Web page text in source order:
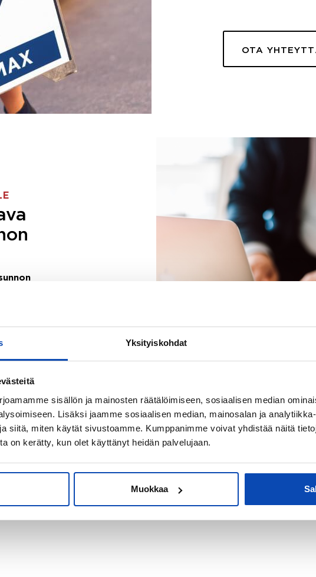
Yksityiskohdat
sisällön ja mainosten räätälöimiseen, sosiaalisen median
Lisäksi jaamme sosiaalisen median, mainosalan ja
siitä, miten käytät sivustoamme. Kumppanimme voivat yhdistää näitä
on kerätty, kun olet käyttänyt heidän palvelujaan.
Muokkaa
OTA
juuri sinulle
vaivaa sen
esimerkiksi sijoitus-